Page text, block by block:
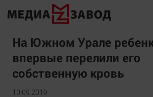
Новости
Экономика
Происшествия
Общество
На Южном Урале
впервые перелили его
собственную кровь
10.09.2019